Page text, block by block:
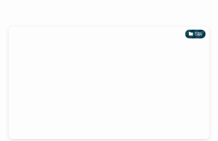
S駒